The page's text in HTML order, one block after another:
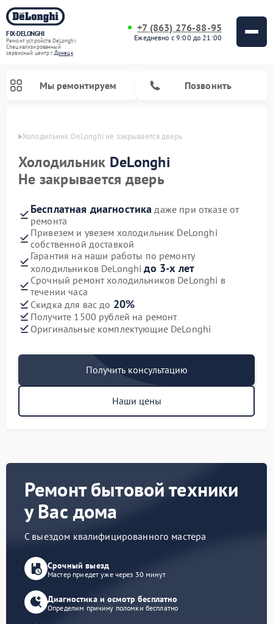
FIX-DELONGHI
Ремонт устройств DeLonghi
Специализированный
cервисный центр г.Донецк
+7 (863) 276-88-95
Ежедневно с 9:00 до 21:00
Мы ремонтируем Позвонить
Холодильник DeLonghi не закрывается дверь
Холодильник DeLonghi
Не закрывается дверь
Бесплатная диагностика даже при отказе от
ремонта
Привезем и увезем холодильник DeLonghi
собственной доставкой
Гарантия на наши работы по ремонту
холодильников DeLonghiдо 3-х лет
Срочный ремонт холодильников DeLonghi в
течении часа
Скидка для вас до 20%
Получите 1500 рублей на ремонт
Оригинальные комплектующие DeLonghi
Получить консультацию
Наши цены
Ремонт бытовой техники
у Вас дома
С выездом квалифицированного мастера
Срочный выезд
Мастер приедет уже через 30 минут
Диагностика и осмотр бесплатно
Определим причину поломки бесплатно